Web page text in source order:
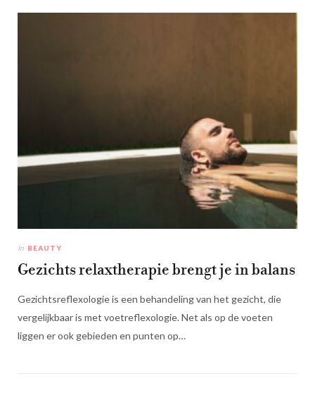
In BEAUTY
Gezichts relaxtherapie brengt je in balans
Gezichtsreflexologie is een behandeling van het gezicht, die
vergelijkbaar is met voetreflexologie. Net als op de voeten
liggen er ook gebieden en punten op…